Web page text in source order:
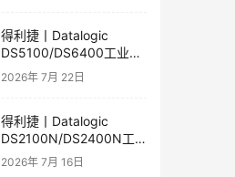
得利捷丨Datalogic
DS5100/DS6400工业激
光扫描器产品彩页和用户
2026年 7月 22日
得利捷丨Datalogic
DS2100N/DS2400N工
业短距激光扫描器产品彩
2026年 7月 16日